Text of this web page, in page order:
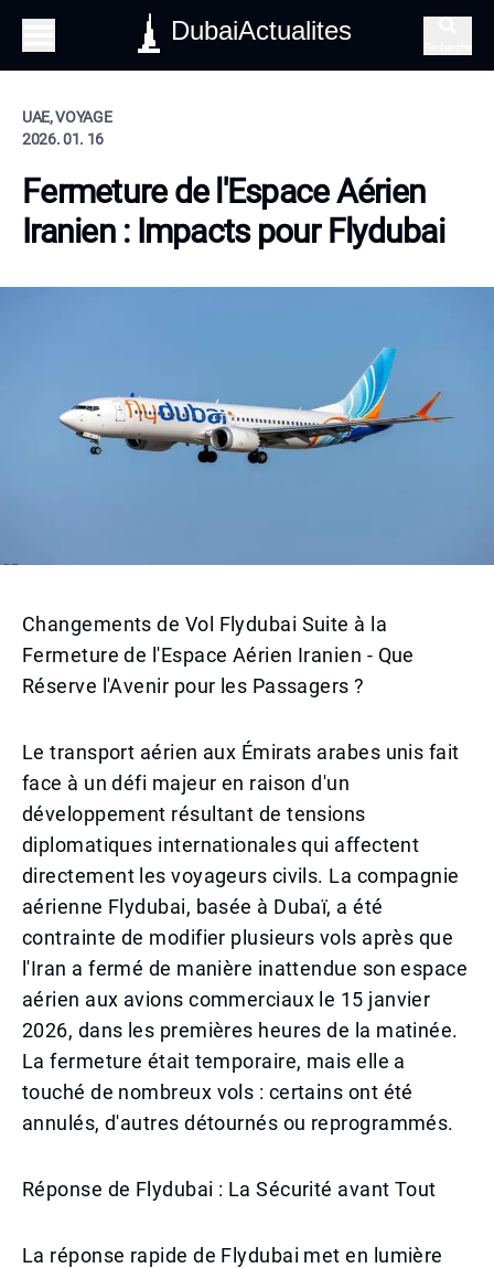
DubaiActualites
UAE, VOYAGE
2026. 01. 16
Fermeture de l'Espace Aérien
Iranien : Impacts pour Flydubai
Changements de Vol Flydubai Suite à la
Fermeture de l'Espace Aérien Iranien - Que
Réserve l'Avenir pour les Passagers ?
Le transport aérien aux Émirats arabes unis fait
face à un défi majeur en raison d'un
développement résultant de tensions
diplomatiques internationales qui affectent
directement les voyageurs civils. La compagnie
aérienne Flydubai, basée à Dubaï, a été
contrainte de modifier plusieurs vols après que
l'Iran a fermé de manière inattendue son espace
aérien aux avions commerciaux le 15 janvier
2026, dans les premières heures de la matinée.
La fermeture était temporaire, mais elle a
touché de nombreux vols : certains ont été
annulés, d'autres détournés ou reprogrammés.
Réponse de Flydubai : La Sécurité avant Tout
La réponse rapide de Flydubai met en lumière